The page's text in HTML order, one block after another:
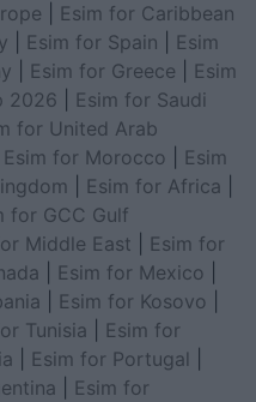
Esim for Caribbean
Esim for Spain
Esim
Esim for Greece
Esim
2026
Esim for Saudi
for United Arab
Esim for Morocco
Esim
Esim for Africa
for GCC Gulf
Middle East
Esim for
Esim for Mexico
Esim for Kosovo
Tunisia
Esim for
Esim for Portugal
Esim for